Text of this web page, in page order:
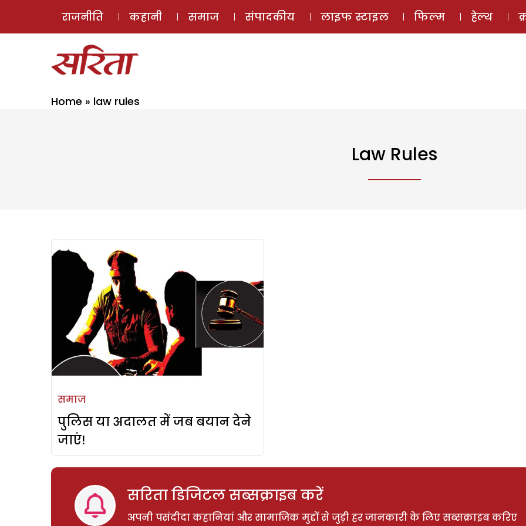
ई-मैगज़ीन
राजनीति कहानी समाज संपादकीय लाइफ स्टाइल फिल्म हेल्थ
Home » law rules
Law Rules
समाज
पुलिस या अदालत में जब बयान देने
जाएं!
सरिता डिजिटल सब्सक्राइब करें
अपनी पसंदीदा कहानियां और सामाजिक मुद्दों से जुड़ी हर जानकारी के लिए सब्सक्राइब करिए